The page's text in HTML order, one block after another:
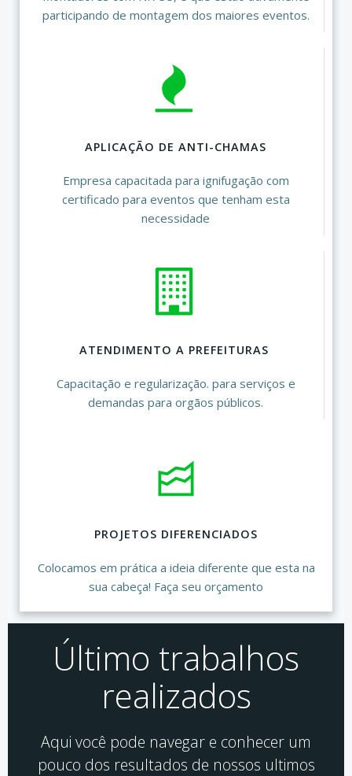
participando de montagem dos maiores eventos.
APLICAÇÃO DE ANTI-CHAMAS
Empresa capacitada para ignifugação com
certificado para eventos que tenham esta
necessidade
ATENDIMENTO A PREFEITURAS
Capacitação e regularização. para serviços e
demandas para orgãos públicos.
PROJETOS DIFERENCIADOS
Colocamos em prática a ideia diferente que esta na
sua cabeça! Faça seu orçamento
Último trabalhos
realizados
Aqui você pode navegar e conhecer um
pouco dos resultados de nossos ultimos